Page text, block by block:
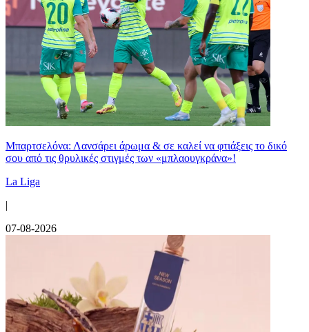
Μπαρτσελόνα: Λανσάρει άρωμα & σε καλεί να φτιάξεις το δικό
σου από τις θρυλικές στιγμές των «μπλαουγκράνα»!
La Liga
|
07-08-2026